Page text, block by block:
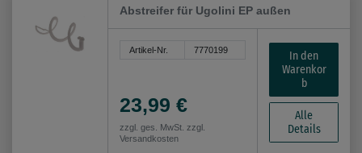
Abstreifer für Ugolini EP außen
Artikel-Nr. 7770199
23,99 €
zzgl. ges. MwSt. zzgl.
Versandkosten
In den
Warenkor
b
Alle
Details